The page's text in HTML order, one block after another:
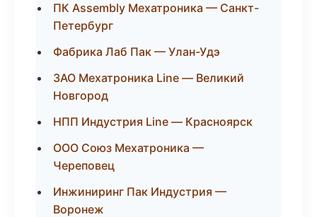
ПК Assembly Мехатроника — Санкт-
Петербург
Фабрика Лаб Пак — Улан-Удэ
ЗАО Мехатроника Line — Великий
Новгород
НПП Индустрия Line — Красноярск
ООО Союз Мехатроника —
Череповец
Инжиниринг Пак Индустрия —
Воронеж